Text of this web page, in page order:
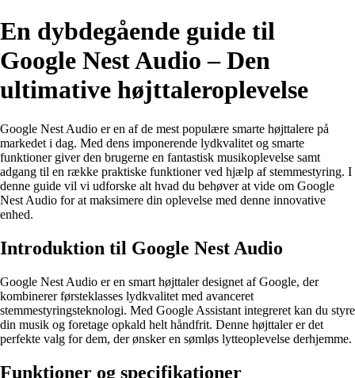
En dybdegående guide til
Google Nest Audio – Den
ultimative højttaleroplevelse
Google Nest Audio er en af de mest populære smarte højttalere på
markedet i dag. Med dens imponerende lydkvalitet og smarte
funktioner giver den brugerne en fantastisk musikoplevelse samt
adgang til en række praktiske funktioner ved hjælp af stemmestyring. I
denne guide vil vi udforske alt hvad du behøver at vide om Google
Nest Audio for at maksimere din oplevelse med denne innovative
enhed.
Introduktion til Google Nest Audio
Google Nest Audio er en smart højttaler designet af Google, der
kombinerer førsteklasses lydkvalitet med avanceret
stemmestyringsteknologi. Med Google Assistant integreret kan du styre
din musik og foretage opkald helt håndfrit. Denne højttaler er det
perfekte valg for dem, der ønsker en sømløs lytteoplevelse derhjemme.
Funktioner og specifikationer